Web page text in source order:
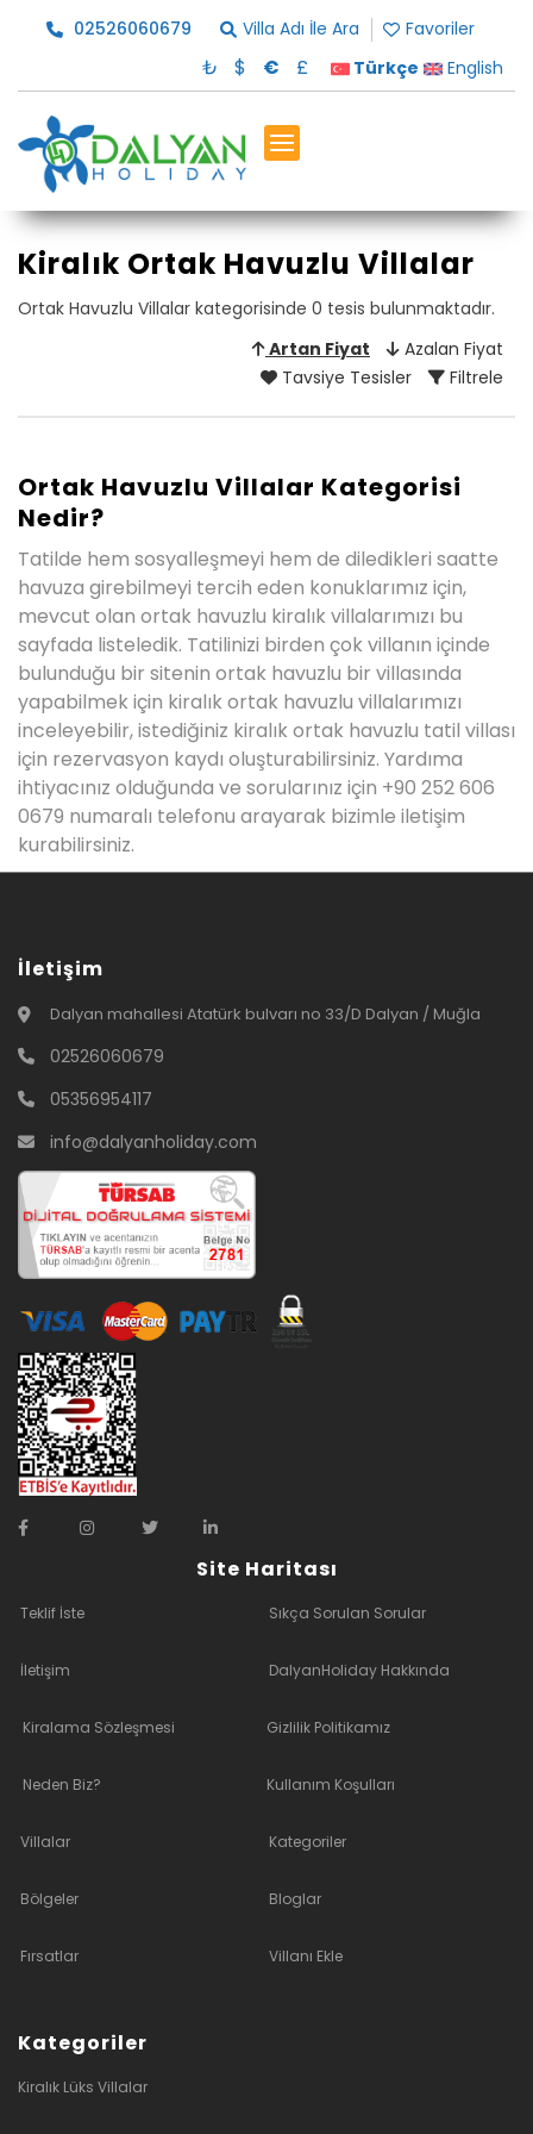
02526060679 Villa Adı İle Ara Favoriler
₺ $ € £ Türkçe English
Kiralık Ortak Havuzlu Villalar
Ortak Havuzlu Villalar kategorisinde 0 tesis bulunmaktadır.
Artan Fiyat
Azalan Fiyat
Tavsiye Tesisler
Filtrele
Ortak Havuzlu Villalar Kategorisi
Nedir?
Tatilde hem sosyalleşmeyi hem de diledikleri saatte
havuza girebilmeyi tercih eden konuklarımız için,
mevcut olan ortak havuzlu kiralık villalarımızı bu
sayfada listeledik. Tatilinizi birden çok villanın içinde
bulunduğu bir sitenin ortak havuzlu bir villasında
yapabilmek için kiralık ortak havuzlu villalarımızı
inceleyebilir, istediğiniz kiralık ortak havuzlu tatil villası
için rezervasyon kaydı oluşturabilirsiniz. Yardıma
ihtiyacınız olduğunda ve sorularınız için +90 252 606
0679 numaralı telefonu arayarak bizimle iletişim
kurabilirsiniz.
İletişim
Dalyan mahallesi Atatürk bulvarı no 33/D Dalyan / Muğla
02526060679
05356954117
info@dalyanholiday.com
Site Haritası
Teklif İste Sıkça Sorulan Sorular
İletişim DalyanHoliday Hakkında
Kiralama Sözleşmesi Gizlilik Politikamız
Neden Biz? Kullanım Koşulları
Villalar Kategoriler
Bölgeler Bloglar
Fırsatlar Villanı Ekle
Kategoriler
Kiralık Lüks Villalar